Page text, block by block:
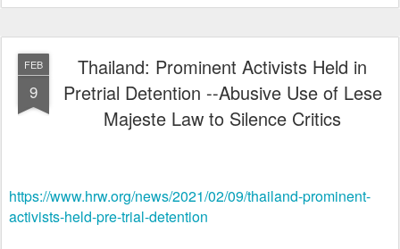
FEB
9
Thailand: Prominent Activists Held in
Pretrial Detention --Abusive Use of Lese
Majeste Law to Silence Critics
https://www.hrw.org/news/2021/02/09/thailand-prominent-
activists-held-pre-trial-detention